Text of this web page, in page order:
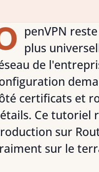
penVPN
plus
de
certificats et
Ce tutoriel
sur
sur le